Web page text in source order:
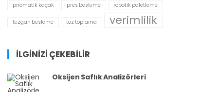
pnömatik kaçak
pres besleme robotik paletleme
tezgah besleme toz toplama verimlilik
İLGİNİZİ ÇEKEBİLİR
Oksijen Saflık Analizörleri